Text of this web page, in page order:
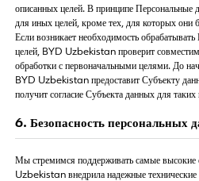
описанных целей. В принципе Персональные
для иных целей, кроме тех, для которых они
Если возникает необходимость
целей, BYD Uzbekistan проверит
обработки с первоначальными целями. До
BYD Uzbekistan предоставит Субъекту
получит согласие Субъекта данных для таких
6. Безопасность персональных
Мы стремимся поддерживать самые высокие
Uzbekistan внедрила надежные